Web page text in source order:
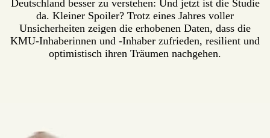
Deutschland besser zu verstehen: Und jetzt ist die Studie
da. Kleiner Spoiler? Trotz eines Jahres voller
Unsicherheiten zeigen die erhobenen Daten, dass die
KMU-Inhaberinnen und -Inhaber zufrieden, resilient und
optimistisch ihren Träumen nachgehen.